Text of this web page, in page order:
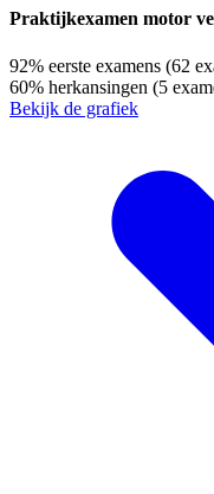
Praktijkexamen motor
92% eerste examens (62
60% herkansingen (5
Bekijk de grafiek